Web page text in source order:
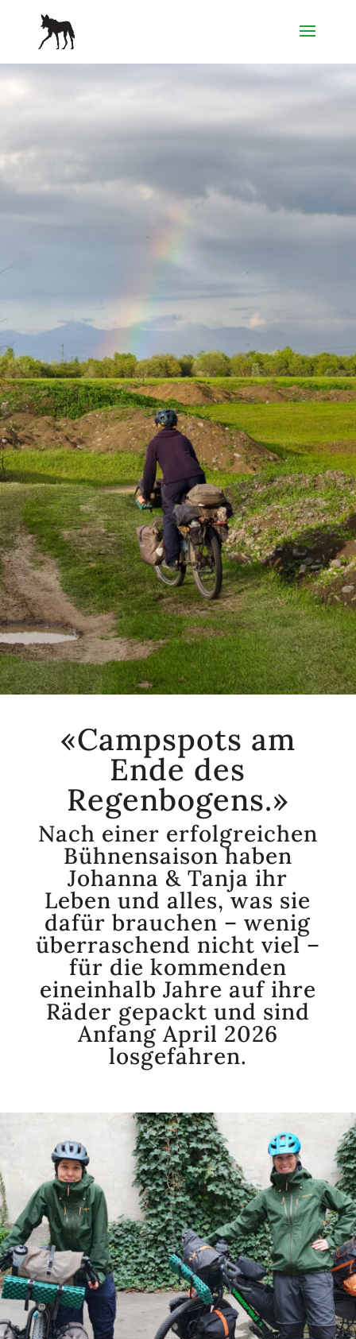
«Campspots am
Ende des
Regenbogens.»
Nach einer erfolgreichen
Bühnensaison haben
Johanna & Tanja ihr
Leben und alles, was sie
dafür brauchen – wenig
überraschend nicht viel –
für die kommenden
eineinhalb Jahre auf ihre
Räder gepackt und sind
Anfang April 2026
losgefahren.